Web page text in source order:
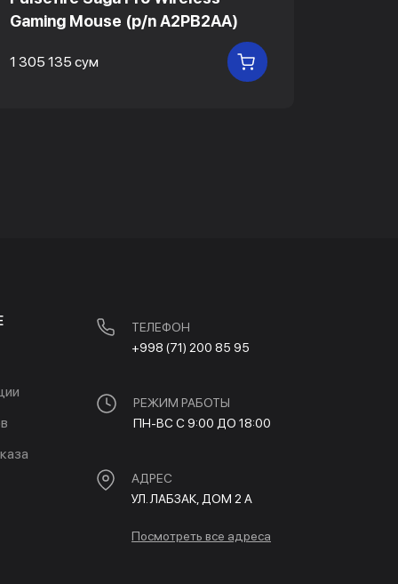
Gaming Mouse (p/n A2PB2AA)
1 305 135 сум В КОРЗИНУ
ТЕЛЕФОН
+998 (71) 200 85 95
РЕЖИМ РАБОТЫ
ПН-ВС С 9:00 ДО 18:00
АДРЕС
УЛ. ЛАБЗАК, ДОМ 2 A
Посмотреть все адреса